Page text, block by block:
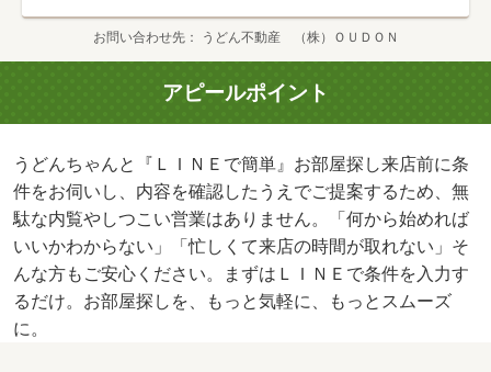
お問い合わせ先 うどん不動産 （株）ＯＵＤＯＮ
アピールポイント
うどんちゃんと『ＬＩＮＥで簡単』お部屋探し来店前に条
件をお伺いし、内容を確認したうえでご提案するため、無
駄な内覧やしつこい営業はありません。「何から始めれば
いいかわからない」「忙しくて来店の時間が取れない」そ
んな方もご安心ください。まずはＬＩＮＥで条件を入力す
るだけ。お部屋探しを、もっと気軽に、もっとスムーズ
に。